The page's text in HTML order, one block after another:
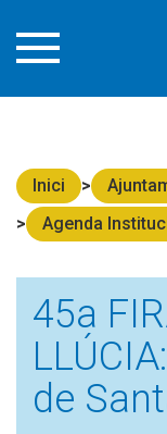
Inici
Agenda
45a
de